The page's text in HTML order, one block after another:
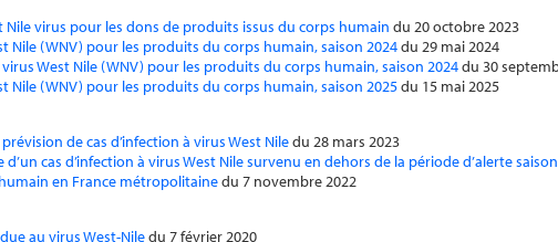
virus pour les dons de produits issus du corps humain du 20 octobre 2023
Nile (WNV) pour les produits du corps humain, saison 2024du 29 mai 2024
West Nile (WNV) pour les produits du corps humain, saison 2024du 30
Nile (WNV) pour les produits du corps humain, saison 2025du 15 mai 2025
de cas d’infection à virus West Niledu 28 mars 2023
cas d’infection à virus West Nile survenu en dehors de la période d’alerte
en France métropolitainedu 7 novembre 2022
au virus West-Niledu 7 février 2020